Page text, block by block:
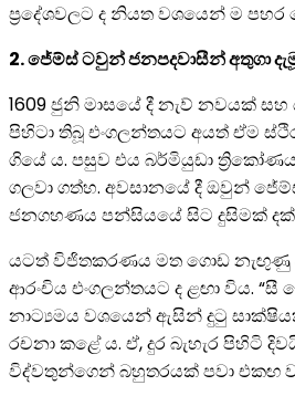
ප්‍රදේශවලට ද නියත වශයෙන් ම
2. ජේම්ස් ටවුන් ජනපදවාසීන් අතුගා
1609 ජුනි මාසයේ දී නැව් නවයක්
පිහිටා තිබූ එංගලන්තයට අයත් ඒම
ගියේ ය. පසුව එය බර්මියුඩා
ගලවා ගත්හ. අවසානයේ දී ඔවුන්
ජනගහණය පන්සියයේ සිට දුසිමක්
යටත් විජිතකරණය මත ගොඩ නැඟුණු
ආරංචිය එංගලන්තයට ද ළඟා විය.
නාට්‍යමය වශයෙන් ඇසින් දුටු
රචනා කළේ ය. ඒ, දුර බැහැර පිහිටි
විද්වතුන්ගෙන් බහුතරයක් පවා එකඟ